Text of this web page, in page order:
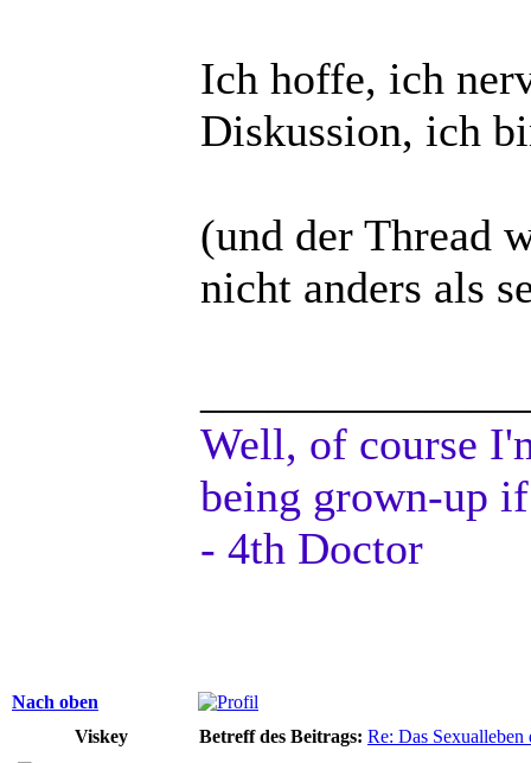
Ich hoffe, ich
Diskussion, ich
(und der Thread
nicht anders als
Well, of course
being grown-up
- 4th Doctor
Nach oben
Viskey
Betreff des Beitrags: Re: Das